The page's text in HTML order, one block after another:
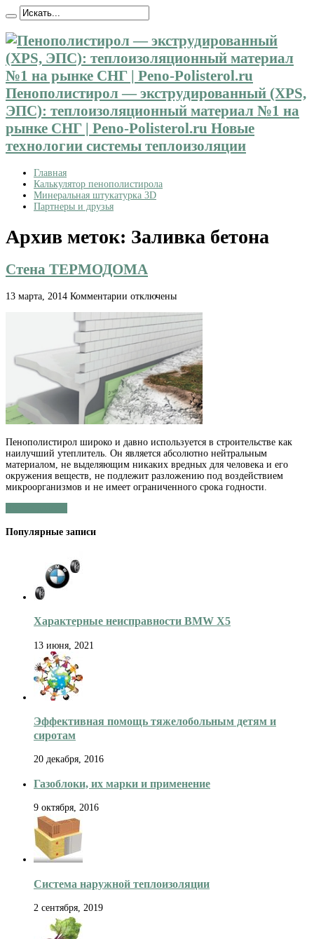
Пенополистирол — экструдированный (XPS,
ЭПС): теплоизоляционный материал №1 на
рынке СНГ | Peno-Polisterol.ru Новые
технологии системы теплоизоляции
Главная
Калькулятор пенополистирола
Минеральная штукатурка 3D
Партнеры и друзья
Архив меток: Заливка бетона
Стена ТЕРМОДОМА
13 марта, 2014 Комментарии к
Стена
ТЕРМОДОМА
отключены
Пенополистирол широко и давно используется в строительстве как
наилучший утеплитель. Он является абсолютно нейтральным
материалом, не выделяющим никаких вредных для человека и его
окружения веществ, не подлежит разложению под воздействием
микроорганизмов и не имеет ограниченного срока годности.
Популярные записи
Характерные неисправности BMW X5
13 июня, 2021
Эффективная помощь тяжелобольным детям и
сиротам
20 декабря, 2016
Газоблоки, их марки и применение
9 октября, 2016
Система наружной теплоизоляции
2 сентября, 2019